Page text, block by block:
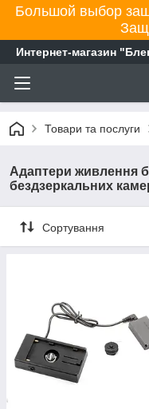
Большой выбор
Интернет-магазин
Товари та послуги
Адаптери живлення
бездзеркальних
Сортування